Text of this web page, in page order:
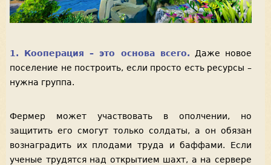
1. Кооперация – это основа всего. Даже новое
поселение не построить, если просто есть ресурсы –
нужна группа.
Фермер может участвовать в ополчении, но
защитить его смогут только солдаты, а он обязан
вознаградить их плодами труда и баффами. Если
ученые трудятся над открытием шахт, а на сервере